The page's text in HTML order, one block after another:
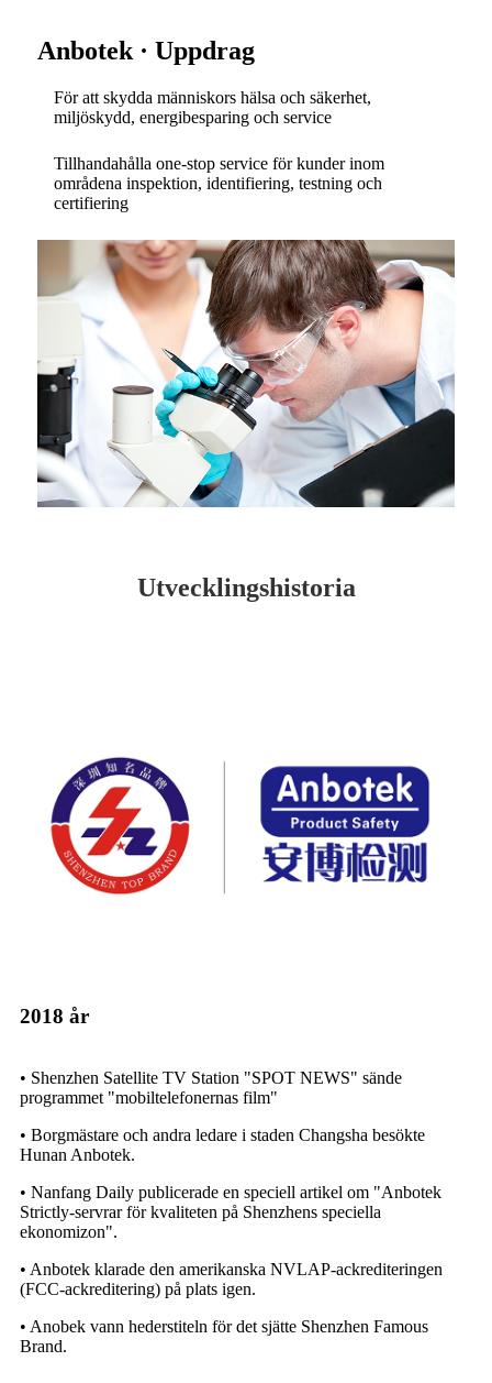
Anbotek · Uppdrag
För att skydda människors hälsa och säkerhet,
miljöskydd, energibesparing och service
Tillhandahålla one-stop service för kunder inom
områdena inspektion, identifiering, testning och
certifiering
Utvecklingshistoria
2018 år
• Shenzhen Satellite TV Station "SPOT NEWS" sände
programmet "mobiltelefonernas film"
• Borgmästare och andra ledare i staden Changsha besökte
Hunan Anbotek.
• Nanfang Daily publicerade en speciell artikel om "Anbotek
Strictly-servrar för kvaliteten på Shenzhens speciella
ekonomizon".
• Anbotek klarade den amerikanska NVLAP-ackrediteringen
(FCC-ackreditering) på plats igen.
• Anobek vann hederstiteln för det sjätte Shenzhen Famous
Brand.